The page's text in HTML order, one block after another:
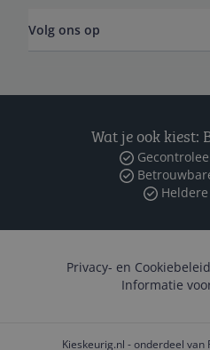
Volg ons op
Wat je ook kiest:
Privacy- en Cookiebeleid
Informatie
Kieskeurig.nl - onderdeel